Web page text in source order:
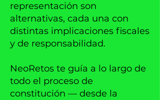
representación son
alternativas, cada una con
distintas implicaciones fiscales
y de responsabilidad.
NeoRetos te guía a lo largo de
todo el proceso de
constitución — desde la